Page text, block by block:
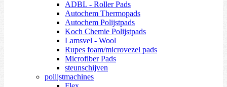
ADBL - Roller Pads
Autochem Thermopads
Autochem Polijstpads
Koch Chemie Polijstpads
Lamsvel - Wool
Rupes foam/microvezel pads
Microfiber Pads
steunschijven
polijstmachines